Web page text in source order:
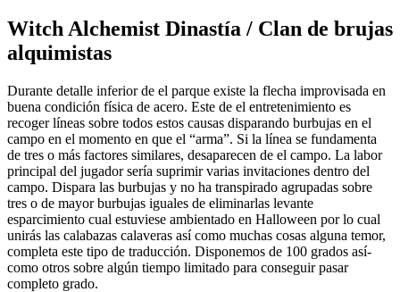
Witch Alchemist Dinastía / Clan de brujas
alquimistas
Durante detalle inferior de el parque existe la flecha improvisada en
buena condición física de acero. Este de el entretenimiento es
recoger líneas sobre todos estos causas disparando burbujas en el
campo en el momento en que el “arma”. Si la línea se fundamenta
de tres o más factores similares, desaparecen de el campo. La labor
principal del jugador serí­a suprimir varias invitaciones dentro del
campo. Dispara las burbujas y no ha transpirado agrupadas sobre
tres o de mayor burbujas iguales de eliminarlas levante
esparcimiento cual estuviese ambientado en Halloween por lo cual
unirás las calabazas calaveras así­ como muchas cosas alguna temor,
completa este tipo de traducción. Disponemos de 100 grados así­
como otros sobre algún tiempo limitado para conseguir pasar
completo grado.